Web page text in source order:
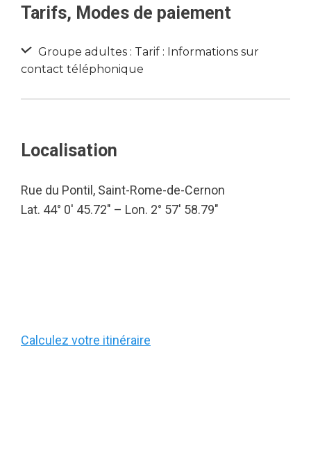
Tarifs, Modes de paiement
Groupe adultes : Tarif : Informations sur
contact téléphonique
Localisation
Rue du Pontil, Saint-Rome-de-Cernon
Lat. 44° 0′ 45.72″ – Lon. 2° 57′ 58.79″
Calculez votre itinéraire